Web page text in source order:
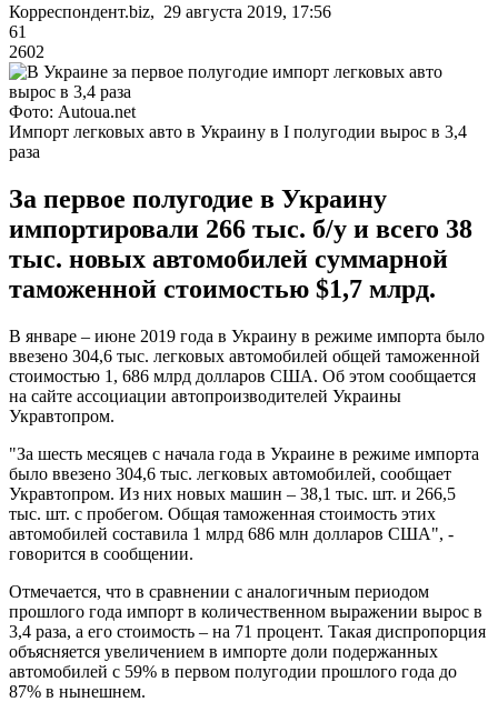
Корреспондент.biz, 29 августа 2019, 17:56
61
2602
Фото: Autoua.net
Импорт легковых авто в Украину в І полугодии вырос в 3,4
раза
За первое полугодие в Украину
импортировали 266 тыс. б/у и всего 38
тыс. новых автомобилей суммарной
таможенной стоимостью $1,7 млрд.
В январе – июне 2019 года в Украину в режиме импорта было
ввезено 304,6 тыс. легковых автомобилей общей таможенной
стоимостью 1, 686 млрд долларов США. Об этом сообщается
на сайте ассоциации автопроизводителей Украины
Укравтопром.
"За шесть месяцев с начала года в Украине в режиме импорта
было ввезено 304,6 тыс. легковых автомобилей, сообщает
Укравтопром. Из них новых машин – 38,1 тыс. шт. и 266,5
тыс. шт. с пробегом. Общая таможенная стоимость этих
автомобилей составила 1 млрд 686 млн долларов США", -
говорится в сообщении.
Отмечается, что в сравнении с аналогичным периодом
прошлого года импорт в количественном выражении вырос в
3,4 раза, а его стоимость – на 71 процент. Такая диспропорция
объясняется увеличением в импорте доли подержанных
автомобилей с 59% в первом полугодии прошлого года до
87% в нынешнем.